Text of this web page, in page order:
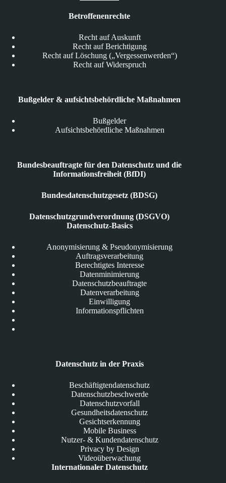
Betroffenenrechte
Recht auf Auskunft
Recht auf Berichtigung
Recht auf Löschung („Vergessenwerden“)
Recht auf Widerspruch
Bußgelder & aufsichtsbehördliche Maßnahmen
Bußgelder
Aufsichtsbehördliche Maßnahmen
Bundesbeauftragte für den Datenschutz und die
Informationsfreiheit (BfDI)
Bundesdatenschutzgesetz (BDSG)
Datenschutzgrundverordnung (DSGVO)
Datenschutz-Basics
Anonymisierung & Pseudonymisierung
Auftragsverarbeitung
Berechtigtes Interesse
Datenminimierung
Datenschutzbeauftragte
Datenverarbeitung
Einwilligung
Informationspflichten
Datenschutz in der Praxis
Beschäftigtendatenschutz
Datenschutzbeschwerde
Datenschutzvorfall
Gesundheitsdatenschutz
Gesichtserkennung
Mobile Business
Nutzer- & Kundendatenschutz
Privacy by Design
Videoüberwachung
Internationaler Datenschutz